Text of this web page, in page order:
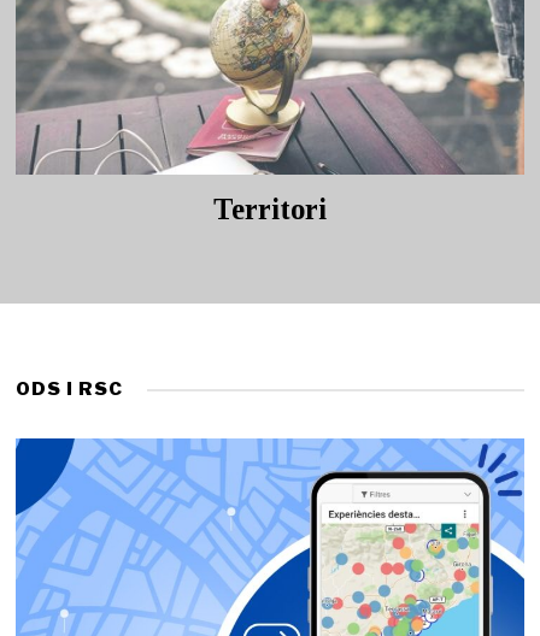
Territori
ODS I RSC